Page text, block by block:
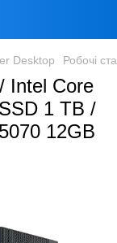
Desktop Робочі
Intel Core
1 TB /
12GB